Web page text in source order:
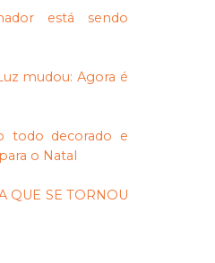
está sendo
mudou: Agora é
todo decorado e
o Natal
QUE SE TORNOU